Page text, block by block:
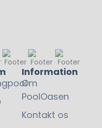
Information
Om
PoolOasen
Kontakt os